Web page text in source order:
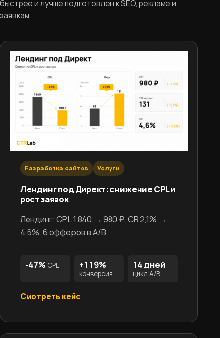
быстрее и лучше подготовлен к SEO, рекламе и
заявкам.
Разработка сайтов Услуги
Лендинг под Директ: снижение CPL и
рост заявок
Лендинг: CPL 1 840 → 980 ₽, CR 2,1% →
4,6%, 6 офферов в A/B.
-47% CPL +119%
конверсия
14 дней
цикл A/B
Смотреть кейс